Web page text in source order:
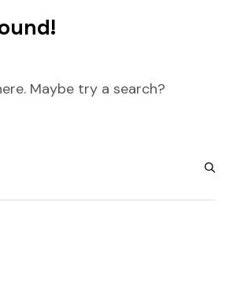
Maybe try a search?